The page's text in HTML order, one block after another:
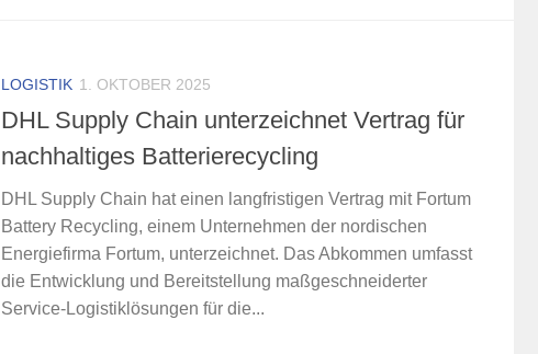
LOGISTIK 1. OKTOBER 2025
DHL Supply Chain unterzeichnet Vertrag für
nachhaltiges Batterierecycling
DHL Supply Chain hat einen langfristigen Vertrag mit Fortum
Battery Recycling, einem Unternehmen der nordischen
Energiefirma Fortum, unterzeichnet. Das Abkommen umfasst
die Entwicklung und Bereitstellung maßgeschneiderter
Service-Logistiklösungen für die...